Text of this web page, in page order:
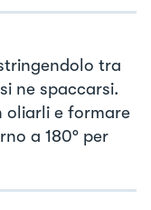
tra
ne spaccarsi.
oliarli e formare
a 180° per